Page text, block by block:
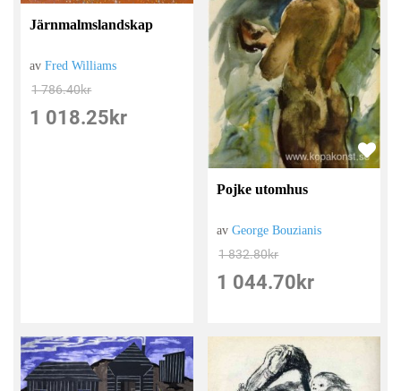
Järnmalmslandskap
avFred Williams
1 786.40kr
1 018.25 kr
Pojke utomhus
avGeorge Bouzianis
1 832.80kr
1 044.70 kr